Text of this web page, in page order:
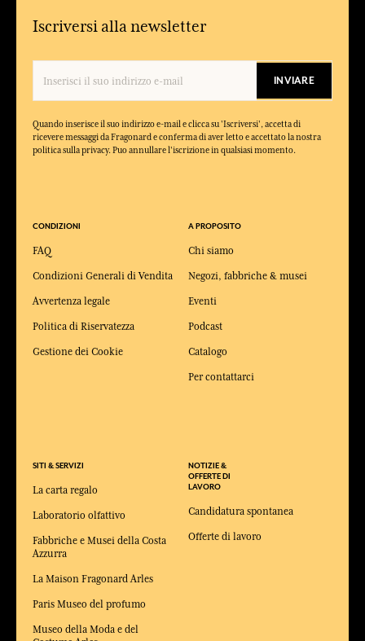
Iscriversi alla newsletter
INVIARE
Quando inserisce il suo indirizzo e-mail e clicca su 'Iscriversi', accetta di
ricevere messaggi da Fragonard e conferma di aver letto e accettato la nostra
politica sulla privacy. Puo annullare l'iscrizione in qualsiasi momento.
CONDIZIONI
FAQ
Condizioni Generali di Vendita
Avvertenza legale
Politica di Riservatezza
Gestione dei Cookie
SITI & SERVIZI
La carta regalo
Laboratorio olfattivo
Fabbriche e Musei della Costa
Azzurra
La Maison Fragonard Arles
Paris Museo del profumo
Museo della Moda e del
A PROPOSITO
Chi siamo
Negozi, fabbriche & musei
Eventi
Podcast
Catalogo
Per contattarci
NOTIZIE &
OFFERTE DI
LAVORO
Candidatura spontanea
Offerte di lavoro